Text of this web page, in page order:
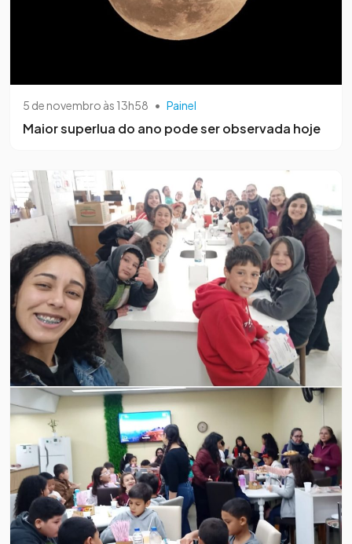
5 de novembro às 13h58 • Painel
Maior superlua do ano pode ser observada hoje